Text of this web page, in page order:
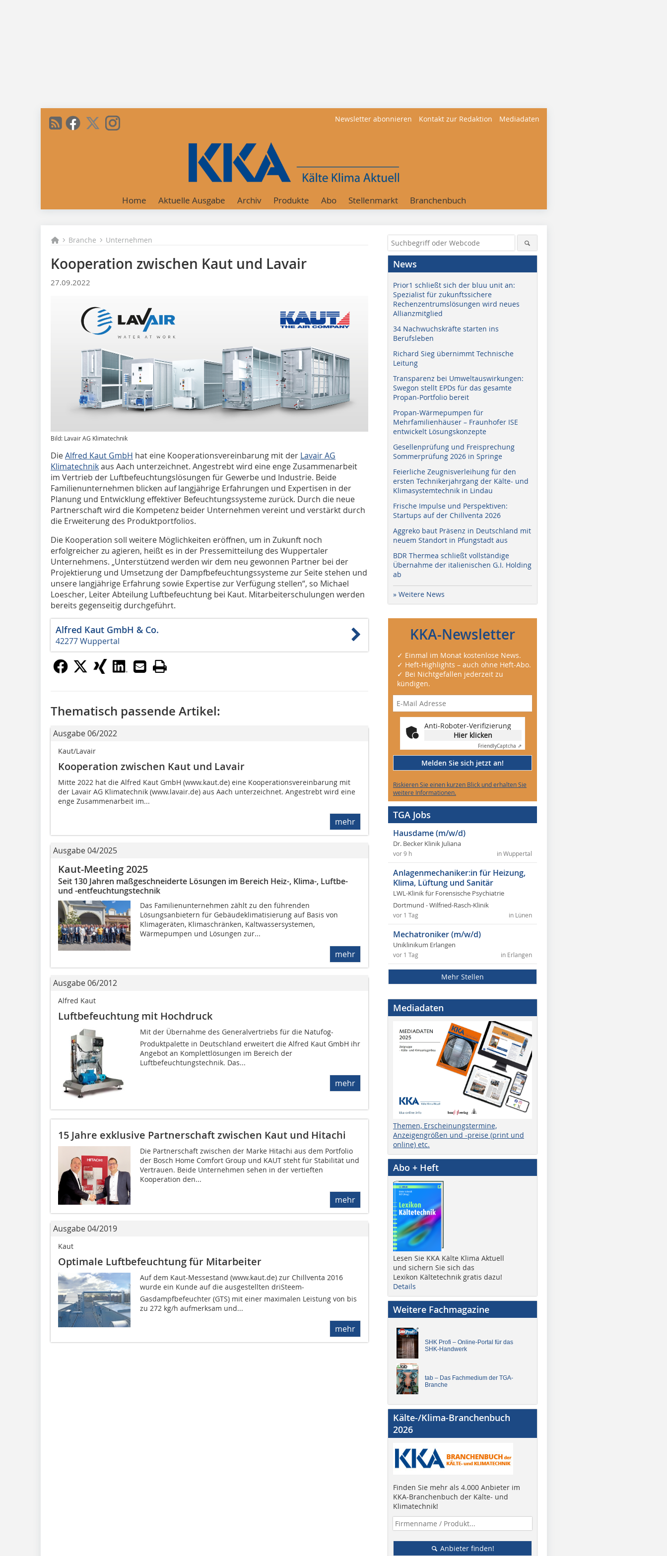
Newsletter abonnieren Kontakt zur Redaktion Mediadaten
Home Aktuelle Ausgabe Archiv Produkte Abo Stellenmarkt Branchenbuch
Branche Unternehmen
Kooperation zwischen Kaut und Lavair
27.09.2022
Bild: Lavair AG Klimatechnik
DieAlfred Kaut GmbH hat eine Kooperationsvereinbarung mit der Lavair AG
Klimatechnikaus Aach unterzeichnet. Angestrebt wird eine enge Zusammenarbeit
im Vertrieb der Luftbefeuchtungslösungen für Gewerbe und Industrie. Beide
Familienunternehmen blicken auf langjährige Erfahrungen und Expertisen in der
Planung und Entwicklung effektiver Befeuchtungssysteme zurück. Durch die neue
Partnerschaft wird die Kompetenz beider Unternehmen vereint und verstärkt durch
die Erweiterung des Produktportfolios.
Die Kooperation soll weitere Möglichkeiten eröffnen, um in Zukunft noch
erfolgreicher zu agieren, heißt es in der Pressemitteilung des Wuppertaler
Unternehmens. „Unterstützend werden wir dem neu gewonnen Partner bei der
Projektierung und Umsetzung der Dampfbefeuchtungssysteme zur Seite stehen und
unsere langjährige Erfahrung sowie Expertise zur Verfügung stellen“, so Michael
Loescher, Leiter Abteilung Luftbefeuchtung bei Kaut. Mitarbeiterschulungen werden
bereits gegenseitig durchgeführt.
Alfred Kaut GmbH & Co.
42277 Wuppertal
Thematisch passende Artikel:
Ausgabe 06/2022
Kaut/Lavair
Kooperation zwischen Kaut und Lavair
Mitte 2022 hat die Alfred Kaut GmbH (www.kaut.de) eine Kooperationsvereinbarung mit
der Lavair AG Klimatechnik (www.lavair.de) aus Aach unterzeichnet. Angestrebt wird eine
enge Zusammenarbeit im...
mehr
Ausgabe 04/2025
Kaut-Meeting 2025
Seit 130 Jahren maßgeschneiderte Lösungen im Bereich Heiz-, Klima-, ­­­Luftbe-
und -entfeuchtungstechnik
Das Familienunternehmen zählt zu den führenden
Lösungsanbietern für Gebäudeklimatisierung auf Basis von
Klimageräten, Klimaschränken, Kaltwassersystemen,
Wärmepumpen und Lösungen zur...
mehr
Ausgabe 06/2012
Alfred Kaut
Luftbefeuchtung mit Hochdruck
Mit der Übernahme des Generalvertriebs für die Natufog-
Produktpalette in Deutschland erweitert die Alfred Kaut GmbH ihr
Angebot an Komplettlösungen im Bereich der
Luftbefeuchtungstechnik. Das...
mehr
15 Jahre exklusive Partnerschaft zwischen Kaut und Hitachi
Die Partnerschaft zwischen der Marke Hitachi aus dem Portfolio
der Bosch Home Comfort Group und KAUT steht für Stabilität und
Vertrauen. Beide Unternehmen sehen in der vertieften
Kooperation den...
mehr
Ausgabe 04/2019
Kaut
Optimale Luftbefeuchtung für Mitarbeiter
Auf dem Kaut-Messestand (www.kaut.de) zur Chillventa 2016
wurde ein Kunde auf die ausgestellten driSteem-
Gasdampfbefeuchter (GTS) mit einer maximalen Leistung von bis
zu 272 kg/h aufmerksam und...
mehr
News
Prior1 schließt sich der bluu unit an:
Spezialist für zukunftssichere
Rechenzentrumslösungen wird neues
Allianzmitglied
34 Nachwuchskräfte starten ins
Berufsleben
Richard Sieg übernimmt Technische
Leitung
Transparenz bei Umweltauswirkungen:
Swegon stellt EPDs für das gesamte
Propan-Portfolio bereit
Propan-Wärmepumpen für
Mehrfamilienhäuser – Fraunhofer ISE
entwickelt Lösungskonzepte
Gesellenprüfung und Freisprechung
Sommerprüfung 2026 in Springe
Feierliche Zeugnisverleihung für den
ersten Technikerjahrgang der Kälte- und
Klimasystemtechnik in Lindau
Frische Impulse und Perspektiven:
Startups auf der Chillventa 2026
Aggreko baut Präsenz in Deutschland mit
neuem Standort in Pfungstadt aus
BDR Thermea schließt vollständige
Übernahme der italienischen G.I. Holding
ab
» Weitere News
KKA-Newsletter
✓ Einmal im Monat kostenlose News.
✓ Heft-Highlights – auch ohne Heft-Abo.
✓ Bei Nichtgefallen jederzeit zu
kündigen.
Anti-Roboter-Verifizierung
Hier klicken
FriendlyCaptcha ⇗
Melden Sie sich jetzt an!
Riskieren Sie einen kurzen Blick und erhalten Sie
weitere Informationen.
TGA Jobs
Hausdame (m/w/d)
Dr. Becker Klinik Juliana
in Wuppertal
vor 9 h
Anlagenmechaniker:in für Heizung,
Klima, Lüftung und Sanitär
LWL-Klinik für Forensische Psychiatrie
Dortmund - Wilfried-Rasch-Klinik
in Lünen
vor 1 Tag
Mechatroniker (m/w/d)
Uniklinikum Erlangen
in Erlangen
vor 1 Tag
Mehr Stellen
Mediadaten
Themen, Erscheinungstermine,
Anzeigengrößen und -preise (print und
online) etc.
Abo + Heft
Lesen Sie KKA Kälte Klima Aktuell
und sichern Sie sich das
Lexikon Kältetechnik gratis dazu!
Details
Weitere Fachmagazine
SHK Profi – Online-Portal für das
SHK-Handwerk
tab – Das Fachmedium der TGA-
Branche
Kälte-/Klima-Branchenbuch
2026
Finden Sie mehr als 4.000 Anbieter im
KKA-Branchenbuch der Kälte- und
Klimatechnik!
Anbieter finden!